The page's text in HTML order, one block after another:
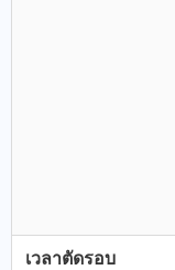
เวลาตัดรอบ